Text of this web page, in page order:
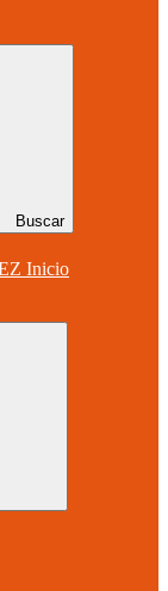
Buscar
Inicio